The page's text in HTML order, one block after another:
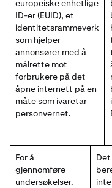
europeiske enhetlige
ID-er (EUID), et
identitetsrammeverk
som hjelper
annonsører med å
målrette mot
forbrukere på det
åpne internett på en
måte som ivaretar
personvernet.
For å
gjennomføre
undersøkelser.
Det